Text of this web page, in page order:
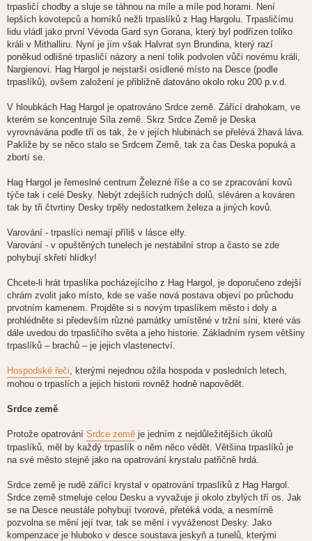
trpasličí chodby a sluje se táhnou na míle a míle pod horami. Není
lepších kovotepců a horníků nežli trpaslíků z Hag Hargolu. Trpasličímu
lidu vládl jako první Vévoda Gard syn Gorana, který byl podřízen toliko
králi v Mithalliru. Nyní je jím však Halvrat syn Brundina, který razí
poněkud odlišné trpasličí názory a není tolik podvolen vůči novému králi,
Nargienovi. Hag Hargol je nejstarší osídlené místo na Desce (podle
trpaslíků), ovšem založení je přibližně datováno okolo roku 200 p.v.d.
V hloubkách Hag Hargol je opatrováno Srdce země. Zářící drahokam, ve
kterém se koncentruje Síla země. Skrz Srdce Země je Deska
vyrovnávána podle tří os tak, že v jejích hlubinách se přelévá žhavá láva.
Pakliže by se něco stalo se Srdcem Země, tak za čas Deska popuká a
zbortí se.
Hag Hargol je řemeslné centrum Železné říše a co se zpracování kovů
týče tak i celé Desky. Nebýt zdejších rudných dolů, sléváren a kováren
tak by tři čtvrtiny Desky trpěly nedostatkem železa a jiných kovů.
Varování - trpaslíci nemají příliš v lásce elfy.
Varování - v opuštěných tunelech je nestabilní strop a často se zde
pohybují skřetí hlídky!
Chcete-li hrát trpaslíka pocházejícího z Hag Hargol, je doporučeno zdejší
chrám zvolit jako místo, kde se vaše nová postava objeví po průchodu
prvotním kamenem. Projděte si s novým trpaslíkem město i doly a
prohlédněte si především různé památky umístěné v tržní síni, které vás
dále uvedou do trpasličího světa a jeho historie. Základním rysem většiny
trpaslíků – brachů – je jejich vlastenectví.
Hospodské řeči , kterými nejednou ožila hospoda v posledních letech,
mohou o trpaslích a jejich historii rovněž hodně napovědět.
Srdce země
Protože opatrování Srdce země je jedním z nejdůležitějších úkolů
trpaslíků, měl by každý trpaslík o něm něco vědět. Většina trpaslíků je
na své město stejně jako na opatrování krystalu patřičně hrdá.
Srdce země je rudě zářící krystal v opatrování trpaslíků z Hag Hargol.
Srdce země stmeluje celou Desku a vyvažuje ji okolo zbylých tří os. Jak
se na Desce neustále pohybují tvorové, přetéká voda, a nesmírně
pozvolna se mění její tvar, tak se mění i vyváženost Desky. Jako
kompenzace je hluboko v desce soustava jeskyň a tunelů, kterými